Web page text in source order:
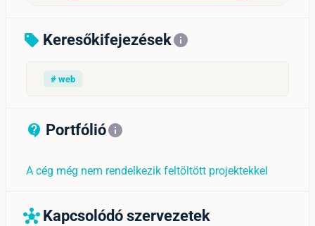
sell Keresőkifejezésekinfo
# web
contact_support_outline
Portfólióinfo
A cég még nem rendelkezik feltöltött projektekkel
hub Kapcsolódó szervezetek